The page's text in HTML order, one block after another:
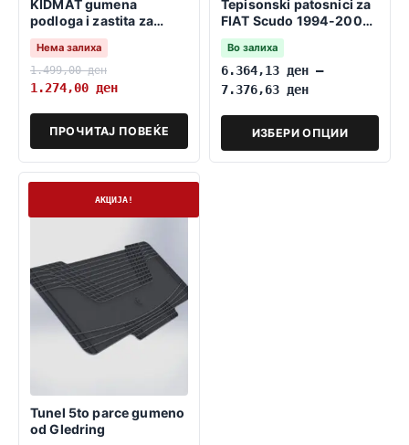
KIDMAT gumena
podloga i zastita za
detsko sediste
Нема залиха
1.499,00ден
1.274,00 ден
ПРОЧИТАЈ ПОВЕЌЕ
Tepisonski patosnici za
FIAT Scudo 1994-2006
8 Sedišta
Во залиха
6.364,13 ден –
7.376,63 ден
ИЗБЕРИ ОПЦИИ
АКЦИЈА!
Tunel 5to parce gumeno
od Gledring